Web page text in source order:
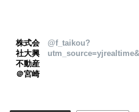
株式会
社大興
不動産
＠宮崎
@f_taikou?